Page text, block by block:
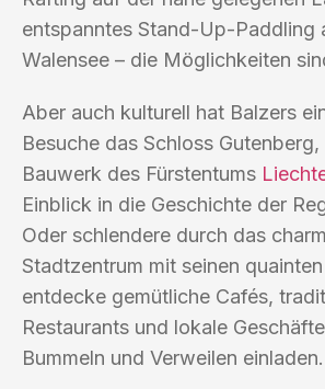
entspanntes Stand-Up-Paddling
Walensee – die Möglichkeiten
Aber auch kulturell hat Balzers
Besuche das Schloss
Bauwerk des Fürstentums
Einblick in die Geschichte der
Oder schlendere durch das
Stadtzentrum mit seinen
entdecke gemütliche Cafés,
Restaurants und lokale
Bummeln und Verweilen einladen.